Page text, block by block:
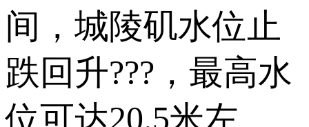
间，城陵矶水位止
跌回升???，最高水
位可达20.5米左